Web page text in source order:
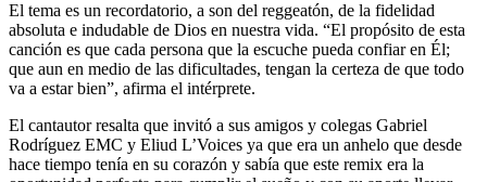
El tema es un recordatorio, a son del reggeatón, de la fidelidad
absoluta e indudable de Dios en nuestra vida. “El propósito de esta
canción es que cada persona que la escuche pueda confiar en Él;
que aun en medio de las dificultades, tengan la certeza de que todo
va a estar bien”, afirma el intérprete.
El cantautor resalta que invitó a sus amigos y colegas Gabriel
Rodríguez EMC y Eliud L’Voices ya que era un anhelo que desde
hace tiempo tenía en su corazón y sabía que este remix era la